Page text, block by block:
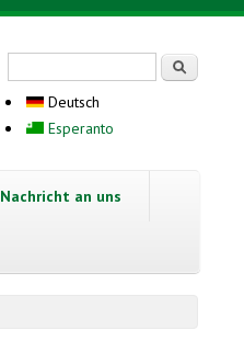
Deutsch
Esperanto
Nachricht an uns